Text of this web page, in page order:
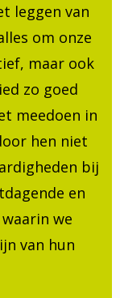
leggen van
om onze
maar ook
zo goed
meedoen in
hen niet
bij
en
we
van hun